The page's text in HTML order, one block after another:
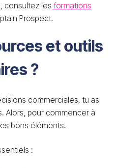
consultez les formations
Prospect.
et outils
?
commerciales, tu as
Alors, pour commencer à
bons éléments.
: